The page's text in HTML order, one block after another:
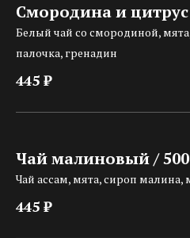
Смородина и цитрус
Белый чай со смородиной,
палочка, гренадин
445 ₽
Чай малиновый / 500
Чай ассам, мята, сироп
445 ₽